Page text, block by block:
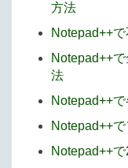
方法
Notepad++
Notepad++
法
Notepad++
Notepad++
Notepad++